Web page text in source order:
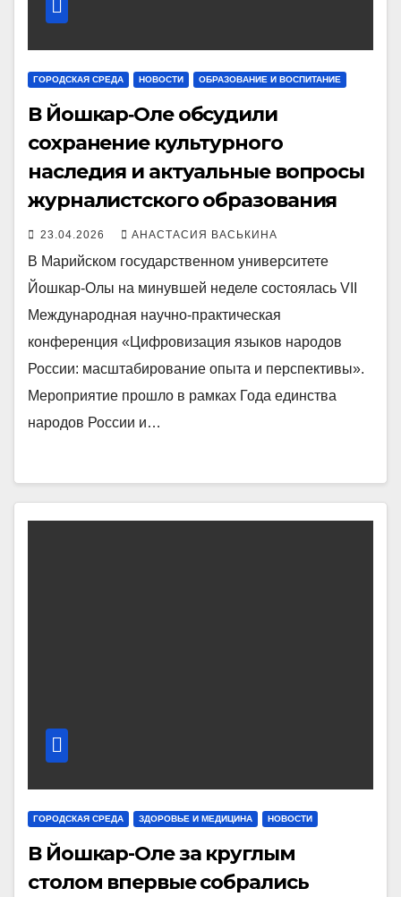
ГОРОДСКАЯ СРЕДА НОВОСТИ ОБРАЗОВАНИЕ И ВОСПИТАНИЕ
В Йошкар‑Оле обсудили
сохранение культурного
наследия и актуальные вопросы
журналистского образования
23.04.2026 АНАСТАСИЯ ВАСЬКИНА
В Марийском государственном университете
Йошкар-Олы на минувшей неделе состоялась VII
Международная научно‑практическая
конференция «Цифровизация языков народов
России: масштабирование опыта и перспективы».
Мероприятие прошло в рамках Года единства
народов России и…
ГОРОДСКАЯ СРЕДА ЗДОРОВЬЕ И МЕДИЦИНА НОВОСТИ
В Йошкар-Оле за круглым
столом впервые собрались